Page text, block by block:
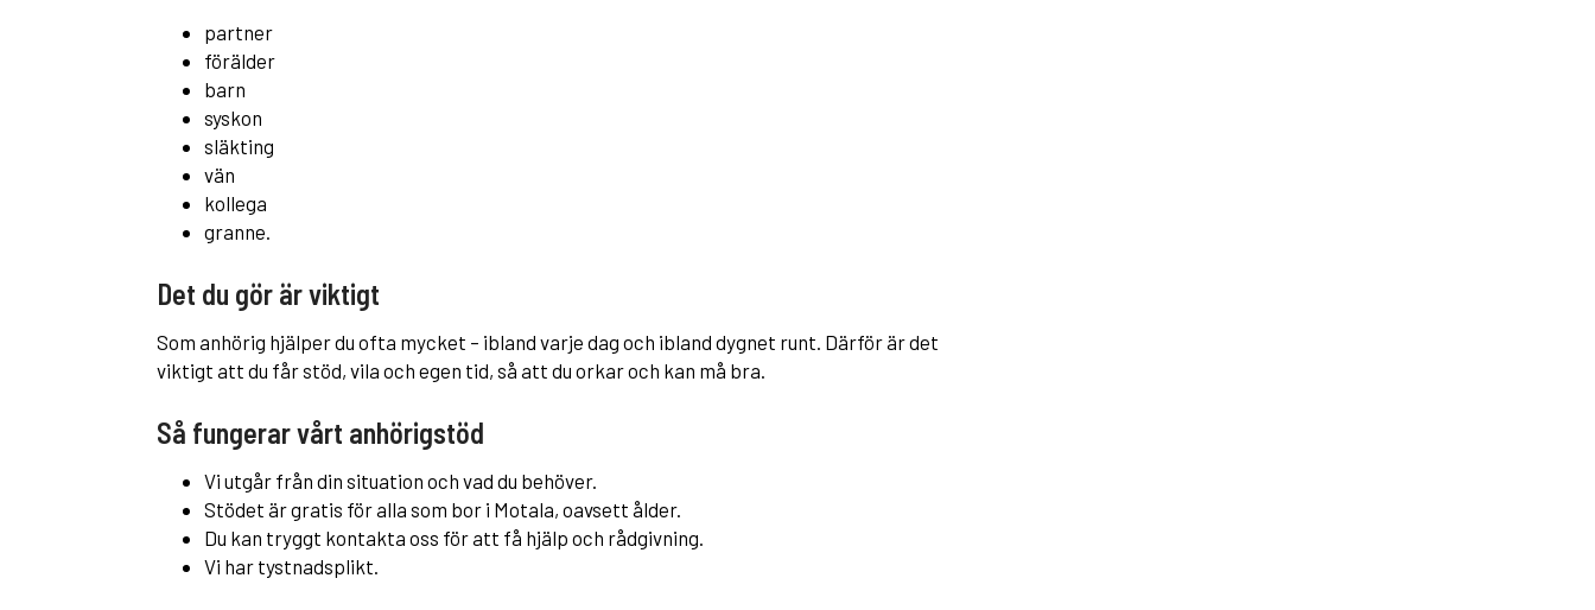
partner
förälder
barn
syskon
släkting
vän
kollega
granne.
Det du gör är viktigt
Som anhörig hjälper du ofta mycket – ibland varje dag och ibland dygnet runt. Därför är det
viktigt att du får stöd, vila och egen tid, så att du orkar och kan må bra.
Så fungerar vårt anhörigstöd
Vi utgår från din situation och vad du behöver.
Stödet är gratis för alla som bor i Motala, oavsett ålder.
Du kan tryggt kontakta oss för att få hjälp och rådgivning.
Vi har tystnadsplikt.